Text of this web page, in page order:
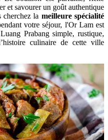
et savourer un goût authentique
cherchez la meilleure spécialité
votre séjour, l'Or Lam est
Prabang simple, rustique,
culinaire de cette ville